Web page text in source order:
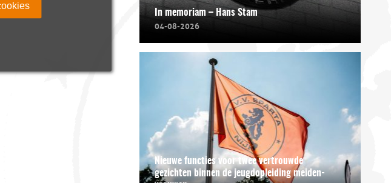
In memoriam – Hans Stam
04-08-2026
Nieuwe functies voor twee vertrouwde
gezichten binnen de jeugdopleiding meiden-